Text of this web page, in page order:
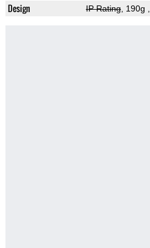
Design IP Rating, 190g